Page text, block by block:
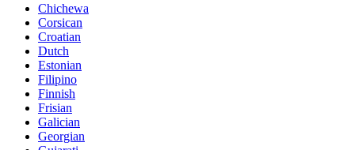
Chichewa
Corsican
Croatian
Dutch
Estonian
Filipino
Finnish
Frisian
Galician
Georgian